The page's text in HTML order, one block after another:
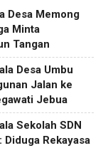
Desa Memong
Minta
Tangan
Desa Umbu
Jalan ke
Jebua
Sekolah SDN
Rekayasa